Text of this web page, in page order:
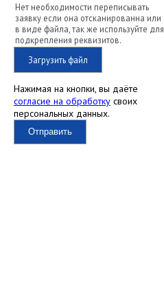
Нет необходимости переписывать
заявку если она отсканированна или
в виде файла, так же используйте для
подкрепления реквизитов.
Загрузить файл
Нажимая на кнопки, вы даёте
согласие на обработку своих
персональных данных.
Отправить